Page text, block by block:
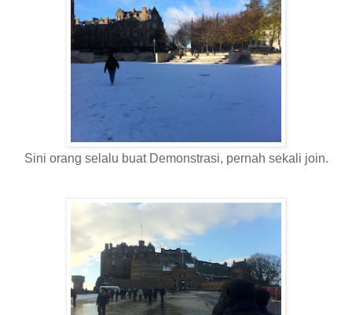
Sini orang selalu buat Demonstrasi, pernah sekali join.